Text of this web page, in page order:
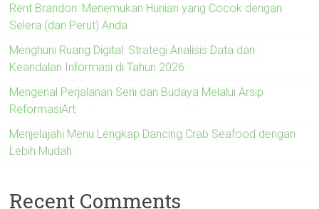
Rent Brandon: Menemukan Hunian yang Cocok dengan
Selera (dan Perut) Anda
Menghuni Ruang Digital: Strategi Analisis Data dan
Keandalan Informasi di Tahun 2026
Mengenal Perjalanan Seni dan Budaya Melalui Arsip
ReformasiArt
Menjelajahi Menu Lengkap Dancing Crab Seafood dengan
Lebih Mudah
Recent Comments